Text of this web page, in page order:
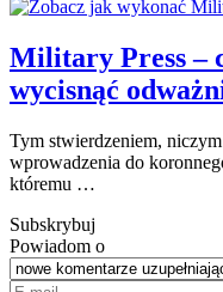
Military Press –
wycisnąć
Tym stwierdzeniem,
wprowadzenia do
któremu …
Subskrybuj
Powiadom o